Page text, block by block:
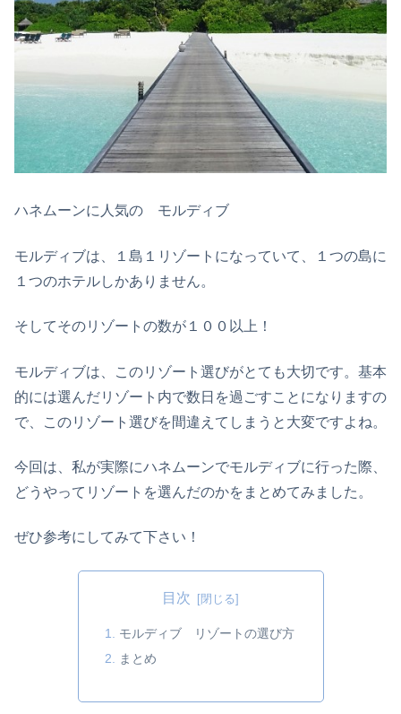
ハネムーンに人気の モルディブ
モルディブは、１島１リゾートになっていて、１つの島に
１つのホテルしかありません。
そしてそのリゾートの数が１００以上！
モルディブは、このリゾート選びがとても大切です。基本
的には選んだリゾート内で数日を過ごすことになりますの
で、このリゾート選びを間違えてしまうと大変ですよね。
今回は、私が実際にハネムーンでモルディブに行った際、
どうやってリゾートを選んだのかをまとめてみました。
ぜひ参考にしてみて下さい！
目次
モルディブ リゾートの選び方
まとめ